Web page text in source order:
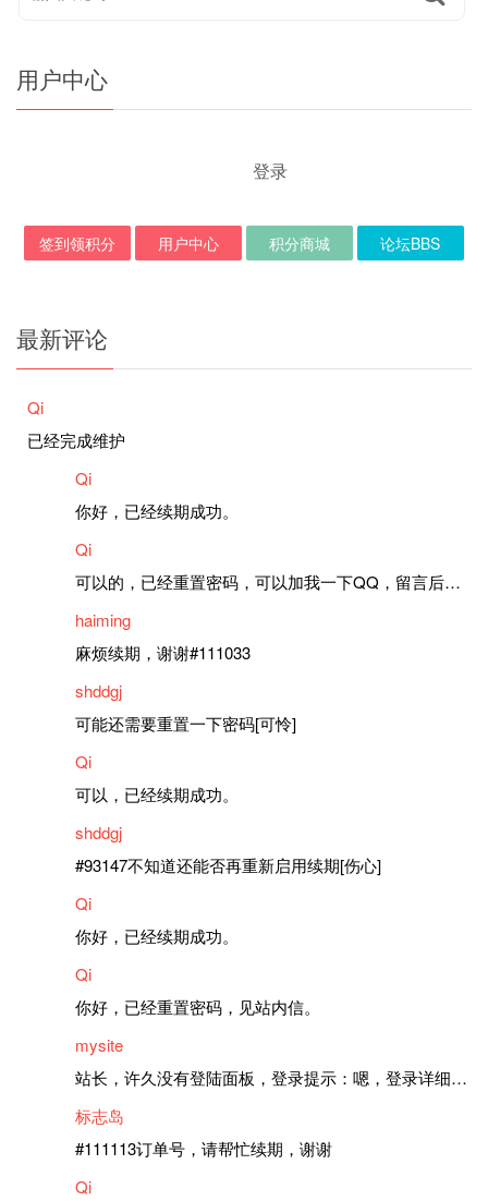
用户中心
登录
签到领积分 用户中心 积分商城 论坛BBS
最新评论
Qi
已经完成维护
Qi
你好，已经续期成功。
Qi
可以的，已经重置密码，可以加我一下QQ，留言后我就发密码给你。
haiming
麻烦续期，谢谢#111033
shddgj
可能还需要重置一下密码[可怜]
Qi
可以，已经续期成功。
shddgj
#93147不知道还能否再重新启用续期[伤心]
Qi
你好，已经续期成功。
Qi
你好，已经重置密码，见站内信。
mysite
站长，许久没有登陆面板，登录提示：嗯，登录详细信息似乎不正确。请重试。 网站还可以正常使用。如果是密码问题请帮忙重置一下密码。谢谢。订单号：97790，账号：aa20210950。 站长，提交了工单，你回复续期成功，不过我的问题是面部登陆信息有问题，一直是初始密码，现在无法登陆，有时间麻烦排查一下。
标志岛
#111113订单号，请帮忙续期，谢谢
Qi